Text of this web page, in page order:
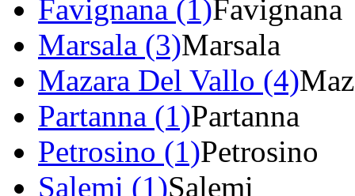
Favignana (1)Favignana
Marsala (3)Marsala
Mazara Del Vallo (4)
Partanna (1)Partanna
Petrosino (1)Petrosino
Salemi (1)Salemi